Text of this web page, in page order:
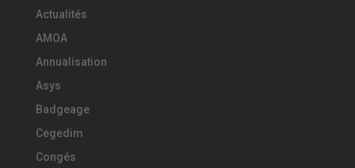
Actualités
AMOA
Annualisation
Asys
Badgeage
Cegedim
Congés